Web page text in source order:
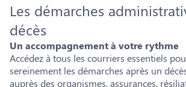
Les démarches
décès
Un accompagnement à votre rythme
Accédez à tous les courriers essentiels
sereinement les démarches après un
auprès des organismes, assurances,